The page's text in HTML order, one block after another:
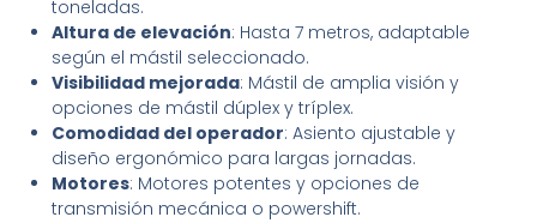
toneladas.
Altura de elevación: Hasta 7 metros, adaptable
según el mástil seleccionado.
Visibilidad mejorada: Mástil de amplia visión y
opciones de mástil dúplex y tríplex.
Comodidad del operador: Asiento ajustable y
diseño ergonómico para largas jornadas.
Motores: Motores potentes y opciones de
transmisión mecánica o powershift.